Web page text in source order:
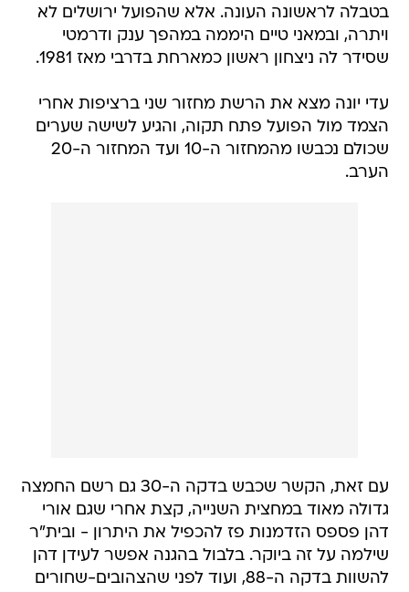
בטבלה לראשונה העונה. אלא שהפועל ירושלים לא
ויתרה, ובמאני טיים היממה במהפך ענק ודרמטי
שסידר לה ניצחון ראשון כמארחת בדרבי מאז 1981.
עדי יונה מצא את הרשת מחזור שני ברציפות אחרי
הצמד מול הפועל פתח תקוה, והגיע לשישה שערים
שכולם נכבשו מהמחזור ה-10 ועד המחזור ה-20
הערב.
עם זאת, הקשר שכבש בדקה ה-30 גם רשם החמצה
גדולה מאוד במחצית השנייה, קצת אחרי שגם אורי
דהן פספס הזדמנות פז להכפיל את היתרון - ובית"ר
שילמה על זה ביוקר. בלבול בהגנה אפשר לעידן דהן
להשוות בדקה ה-88, ועוד לפני שהצהובים-שחורים